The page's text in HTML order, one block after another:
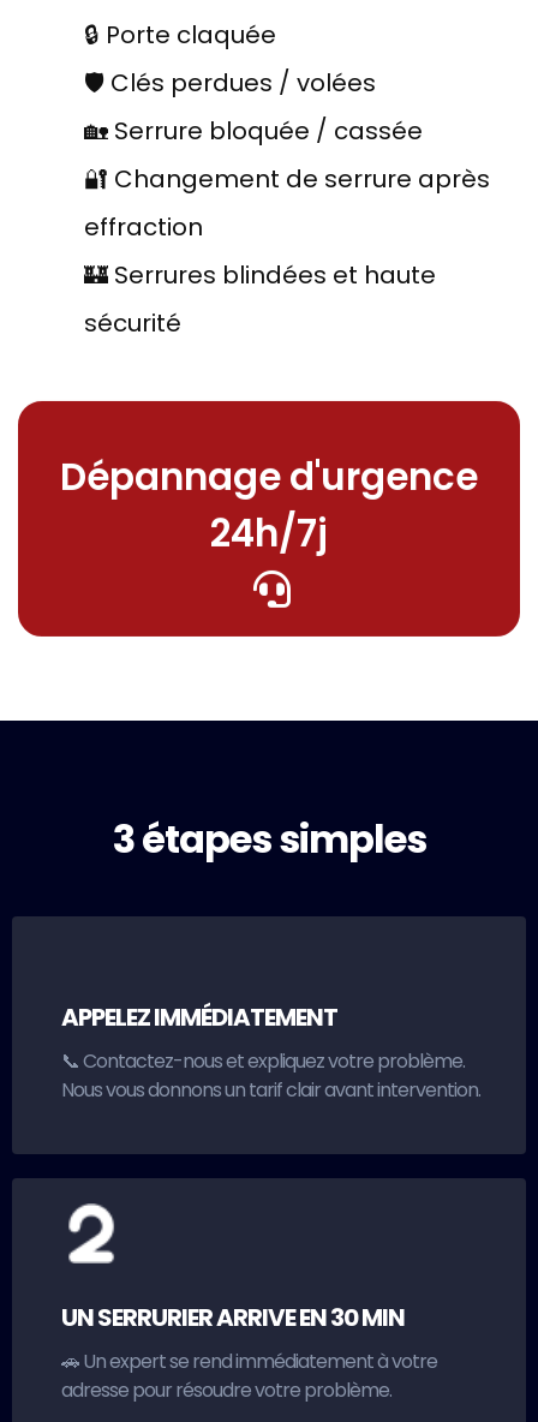
🔒 Porte claquée
🛡️ Clés perdues / volées
🏡 Serrure bloquée / cassée
🔐 Changement de serrure après
effraction
🏰 Serrures blindées et haute
sécurité
Dépannage d'urgence
24h/7j
3 étapes simples
APPELEZ IMMÉDIATEMENT
📞 Contactez-nous et expliquez votre problème.
Nous vous donnons un tarif clair avant intervention.
UN SERRURIER ARRIVE EN 30 MIN
🚗 Un expert se rend immédiatement à votre
adresse pour résoudre votre problème.